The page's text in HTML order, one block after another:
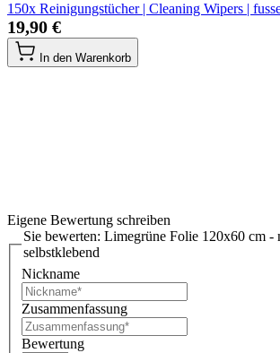
150x Reinigungstücher | Cleaning Wipers |
19,90 €
In den Warenkorb
Eigene Bewertung schreiben
Sie bewerten: Limegrüne Folie 120x60 cm -
selbstklebend
Nickname
Zusammenfassung
Bewertung